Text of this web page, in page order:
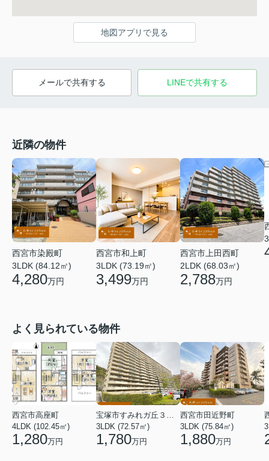
地図アプリで見る
メールで共有する LINEで共有する
近隣の物件
西宮市染殿町
3LDK (84.12㎡)
4,280万円
西宮市和上町
3LDK (73.19㎡)
3,499万円
西宮市上田西町
2LDK (68.03㎡)
2,788万円
よく見られている物件
西宮市高座町
4LDK (102.45㎡)
1,280万円
宝塚市すみれガ丘３丁目
3LDK (72.57㎡)
1,780万円
西宮市田近野町
3LDK (75.84㎡)
1,880万円